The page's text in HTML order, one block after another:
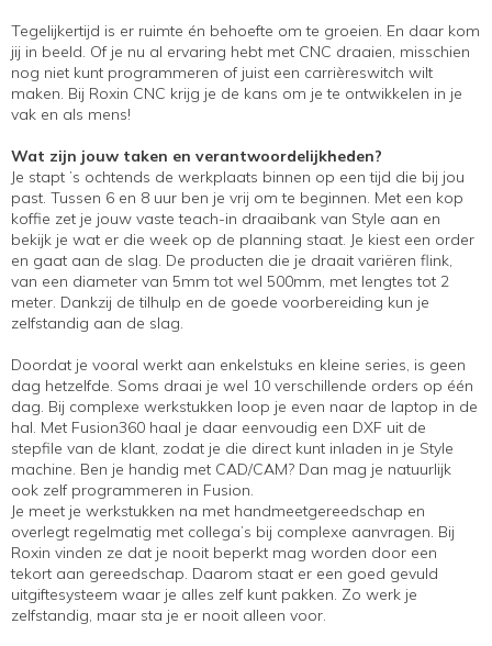
Tegelijkertijd is er ruimte én behoefte om te groeien. En daar kom
jij in beeld. Of je nu al ervaring hebt met CNC draaien, misschien
nog niet kunt programmeren of juist een carrièreswitch wilt
maken. Bij Roxin CNC krijg je de kans om je te ontwikkelen in je
vak en als mens!
Wat zijn jouw taken en verantwoordelijkheden?
Je stapt ’s ochtends de werkplaats binnen op een tijd die bij jou
past. Tussen 6 en 8 uur ben je vrij om te beginnen. Met een kop
koffie zet je jouw vaste teach-in draaibank van Style aan en
bekijk je wat er die week op de planning staat. Je kiest een order
en gaat aan de slag. De producten die je draait variëren flink,
van een diameter van 5mm tot wel 500mm, met lengtes tot 2
meter. Dankzij de tilhulp en de goede voorbereiding kun je
zelfstandig aan de slag.
Doordat je vooral werkt aan enkelstuks en kleine series, is geen
dag hetzelfde. Soms draai je wel 10 verschillende orders op één
dag. Bij complexe werkstukken loop je even naar de laptop in de
hal. Met Fusion360 haal je daar eenvoudig een DXF uit de
stepfile van de klant, zodat je die direct kunt inladen in je Style
machine. Ben je handig met CAD/CAM? Dan mag je natuurlijk
ook zelf programmeren in Fusion.
Je meet je werkstukken na met handmeetgereedschap en
overlegt regelmatig met collega’s bij complexe aanvragen. Bij
Roxin vinden ze dat je nooit beperkt mag worden door een
tekort aan gereedschap. Daarom staat er een goed gevuld
uitgiftesysteem waar je alles zelf kunt pakken. Zo werk je
zelfstandig, maar sta je er nooit alleen voor.